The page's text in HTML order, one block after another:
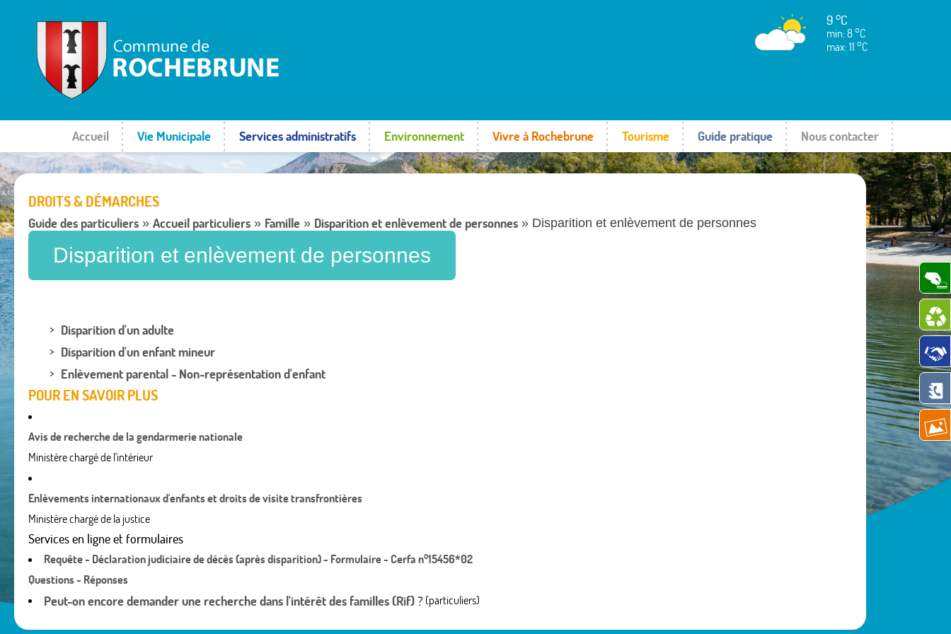
9 °C
min: 8 °C
max: 11 °C
Accueil Vie Municipale Services administratifs Environnement Vivre à Rochebrune Tourisme Guide pratique Nous contacter
DROITS & DÉMARCHES
Guide des particuliers » Accueil particuliers » Famille » Disparition et enlèvement de personnes » Disparition et enlèvement de personnes
Disparition et enlèvement de personnes
Disparition d'un adulte
Disparition d'un enfant mineur
Enlèvement parental - Non-représentation d'enfant
POUR EN SAVOIR PLUS
Avis de recherche de la gendarmerie nationale
Ministère chargé de l'intérieur
Enlèvements internationaux d'enfants et droits de visite transfrontières
Ministère chargé de la justice
Services en ligne et formulaires
Requête - Déclaration judiciaire de décès (après disparition) - Formulaire - Cerfa n°15456*02
Questions - Réponses
Peut-on encore demander une recherche dans l'intérêt des familles (Rif) ? (particuliers)